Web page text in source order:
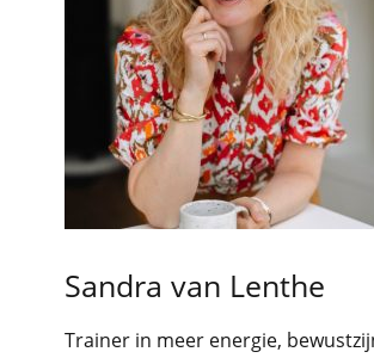
Sandra van Lenthe
Trainer in meer energie,